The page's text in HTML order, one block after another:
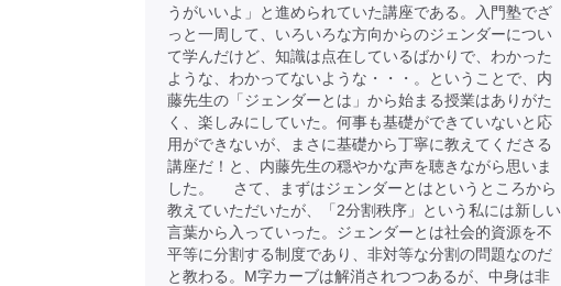
うがいいよ」と進められていた講座である。入門塾でざ
っと一周して、いろいろな方向からのジェンダーについ
て学んだけど、知識は点在しているばかりで、わかった
ような、わかってないような・・・。ということで、内
藤先生の「ジェンダーとは」から始まる授業はありがた
く、楽しみにしていた。何事も基礎ができていないと応
用ができないが、まさに基礎から丁寧に教えてくださる
講座だ！と、内藤先生の穏やかな声を聴きながら思いま
した。 さて、まずはジェンダーとはというところから
教えていただいたが、「2分割秩序」という私には新しい
言葉から入っていった。ジェンダーとは社会的資源を不
平等に分割する制度であり、非対等な分割の問題なのだ
と教わる。M字カーブは解消されつつあるが、中身は非